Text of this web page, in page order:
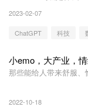
2023-02-07
ChatGPT 科技
小emo，大产业，
那些能给人带来舒服
2022-10-18